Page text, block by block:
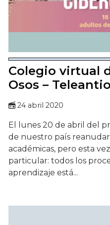
Colegio virtual
Osos –
24 abril 2020
El lunes 20 de abril del
de nuestro país
académicas, pero esta
particular: todos los
aprendizaje está...